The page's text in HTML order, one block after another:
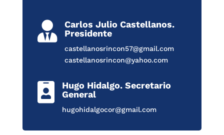

Carlos Julio Castellanos.
Presidente
castellanosrincon57@gmail.com
castellanosrincon@yahoo.com

Hugo Hidalgo. Secretario
General
hugohidalgocor@gmail.com